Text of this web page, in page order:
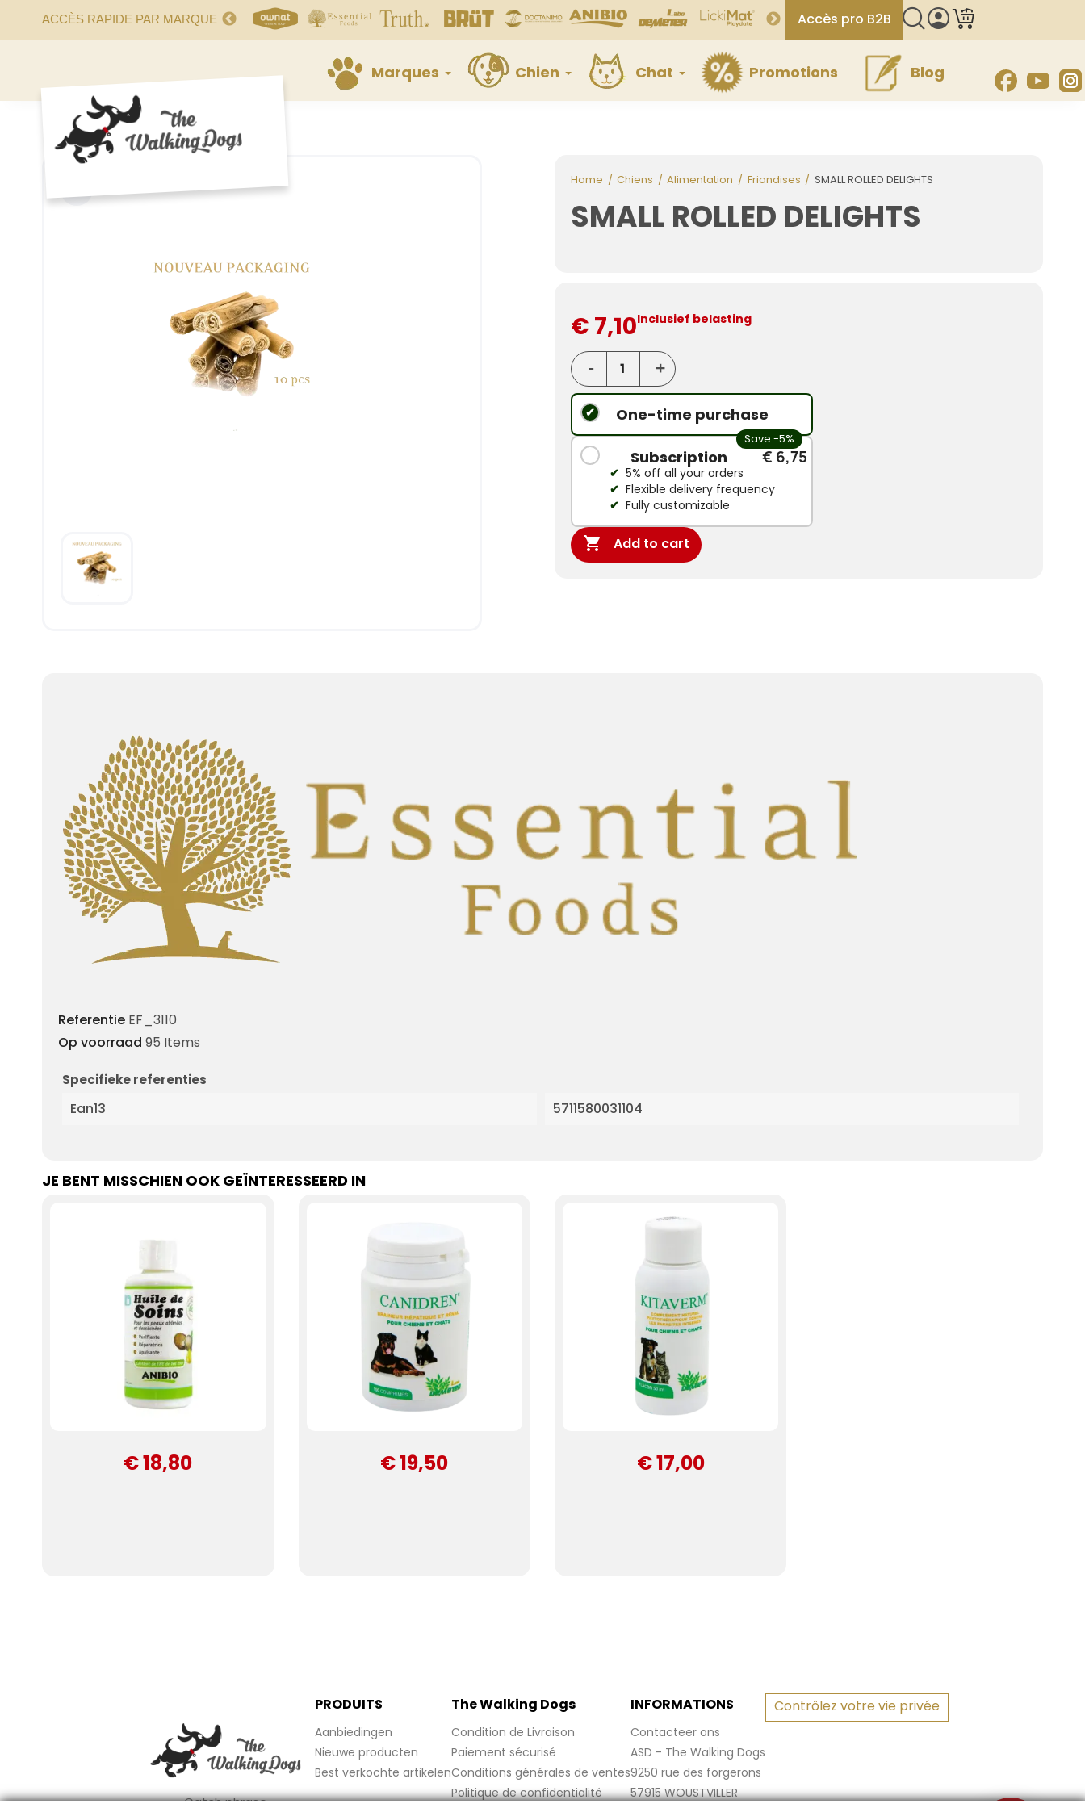
ACCÈS RAPIDE PAR MARQUE Accès pro B2B
Marques Chien Chat Promotions Blog Facebook
Home Chiens Alimentation Friandises SMALL ROLLED DELIGHTS
SMALL ROLLED DELIGHTS
€ 7,10Inclusief belasting
One-time purchase
Save -5%
Subscription € 6,75
5% off all your orders
Flexible delivery frequency
Fully customizable
 Add to cart
Referentie EF_3110
Op voorraad 95 Items
Specifieke referenties
Ean13 5711580031104
JE BENT MISSCHIEN OOK GEÏNTERESSEERD IN
€ 18,80 € 19,50 € 17,00
Catch phrase
PRODUITS
Aanbiedingen
Nieuwe producten
Best verkochte artikelen
The Walking Dogs
Condition de Livraison
Paiement sécurisé
Conditions générales de ventes
Politique de confidentialité
INFORMATIONS
Contacteer ons
ASD - The Walking Dogs
9250 rue des forgerons
57915 WOUSTVILLER
Contrôlez votre vie privée